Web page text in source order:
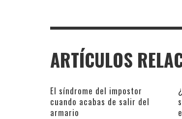
ARTÍCULOS
El síndrome del impostor
cuando acabas de salir del
armario